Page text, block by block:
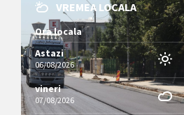
VREMEA LOCALA
Ora locala
Astazi
06/08/2026
vineri
07/08/2026